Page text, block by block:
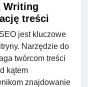
Writing
treści
jest kluczowe
Narzędzie do
twórcom treści
kątem
znajdowanie